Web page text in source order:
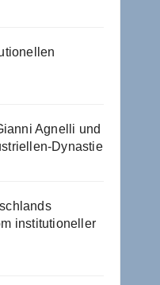
Agnelli und
Dynastie
institutioneller